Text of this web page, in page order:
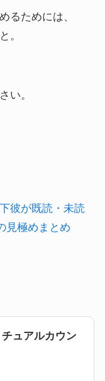
るためには、
。
い。
彼が既読・未読
見極めまとめ
ュアルカウン